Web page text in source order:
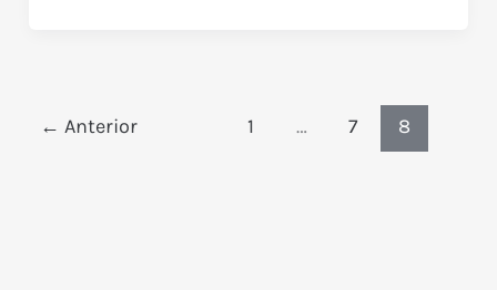
← Anterior 1 … 7 8